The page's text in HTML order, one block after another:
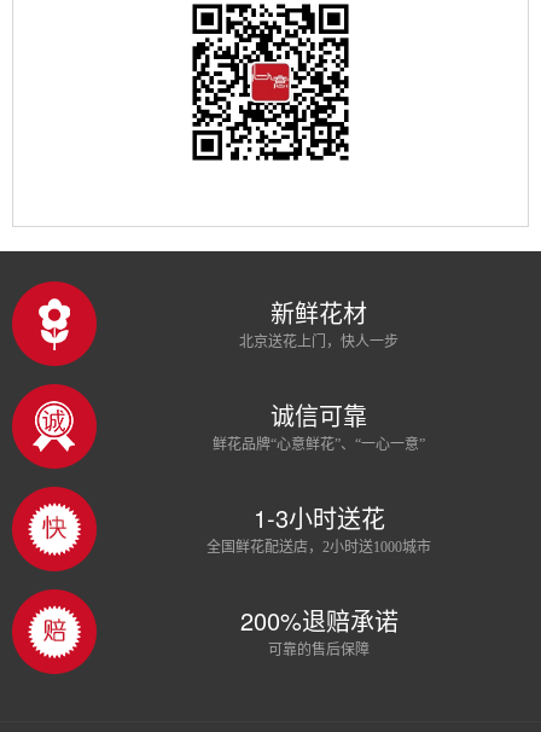
新鲜花材
北京送花上门，快人一步
诚信可靠
鲜花品牌“心意鲜花”、“一心一意”
1-3小时送花
全国鲜花配送店，2小时送1000城市
200%退赔承诺
可靠的售后保障